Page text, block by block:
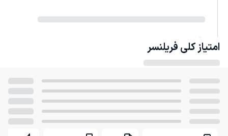
امتیاز کلی فریلنسر